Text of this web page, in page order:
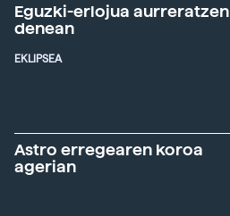
Eguzki-erlojua aurreratzen
denean
EKLIPSEA
Astro erregearen koroa
agerian